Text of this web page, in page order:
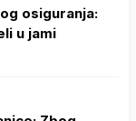
osiguranja:
u jami